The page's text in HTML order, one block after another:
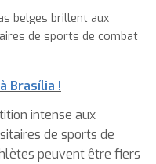
belges brillent aux
de sports de combat
Brasília !
intense aux
de sports de
peuvent être fiers